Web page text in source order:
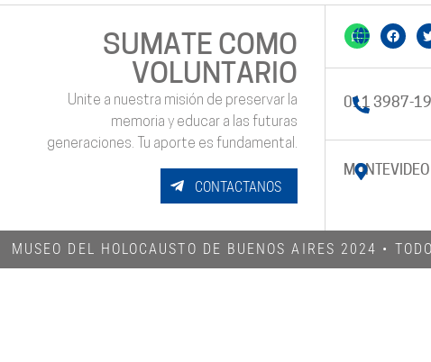
SUMATE COMO
VOLUNTARIO
Unite a nuestra misión de preservar la
memoria y educar a las futuras
generaciones. Tu aporte es fundamental.
CONTACTANOS
011 3987-
MUSEO DEL HOLOCAUSTO DE BUENOS AIRES 2024​ •